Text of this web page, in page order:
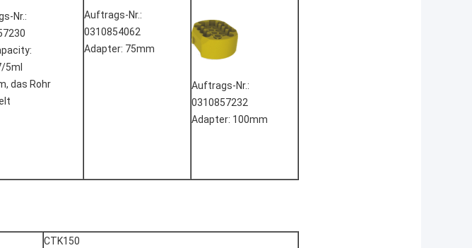
Nr.:
5ml
das Rohr
Auftrags-Nr.:
0310854062
Adapter: 75mm
Auftrags-Nr.:
0310857232
Adapter: 100mm
CTK150